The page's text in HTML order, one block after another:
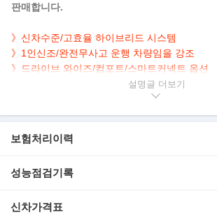
판매합니다.
》신차수준/고효율 하이브리드 시스템
》1인신조/완전무사고 운행 차량임을 강조
》드라이브 와이즈/컴포트/스마트커넥트 옵션
- 연 식 : 2024년
- 색 상 : 흰색
- 내 / 외관 : 실내와 실외가 깔끔하고 청결합니다.
- 드라이브와이즈
설명글
보험처리이력
성능점검기록
신차가격표